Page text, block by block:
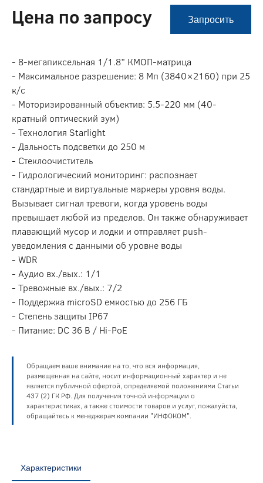
Цена по запросу Запросить
- 8-мегапиксельная 1/1.8” КМОП-матрица
- Максимальное разрешение: 8 Мп (3840×2160) при 25
к/с
- Моторизированный объектив: 5.5-220 мм (40-
кратный оптический зум)
- Технология Starlight
- Дальность подсветки до 250 м
- Стеклоочиститель
- Гидрологический мониторинг: распознает
стандартные и виртуальные маркеры уровня воды.
Вызывает сигнал тревоги, когда уровень воды
превышает любой из пределов. Он также обнаруживает
плавающий мусор и лодки и отправляет push-
уведомления с данными об уровне воды
- WDR
- Аудио вх./вых.: 1/1
- Тревожные вх./вых.: 7/2
- Поддержка microSD емкостью до 256 ГБ
- Степень защиты IP67
- Питание: DC 36 В / Hi-PoE
Обращаем ваше внимание на то, что вся информация,
размещенная на сайте, носит информационный характер и не
является публичной офертой, определяемой положениями Статьи
437 (2) ГК РФ. Для получения точной информации о
характеристиках, а также стоимости товаров и услуг, пожалуйста,
обращайтесь к менеджерам компании "ИНФОКОМ".
Характеристики